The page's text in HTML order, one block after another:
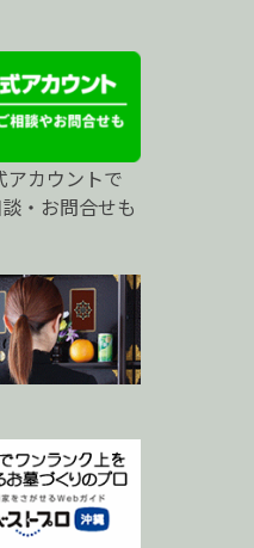
アカウントで
・お問合せも